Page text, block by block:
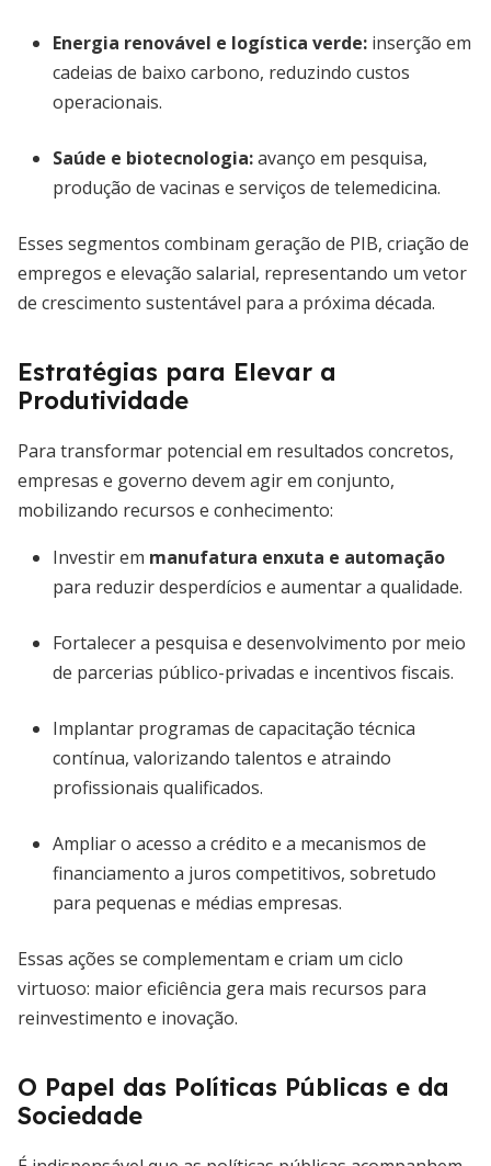
Energia renovável e logística verde: inserção em
cadeias de baixo carbono, reduzindo custos
operacionais.
Saúde e biotecnologia:avanço em pesquisa,
produção de vacinas e serviços de telemedicina.
Esses segmentos combinam geração de PIB, criação de
empregos e elevação salarial, representando um vetor
de crescimento sustentável para a próxima década.
Estratégias para Elevar a
Produtividade
Para transformar potencial em resultados concretos,
empresas e governo devem agir em conjunto,
mobilizando recursos e conhecimento:
Investir em manufatura enxuta e automação
para reduzir desperdícios e aumentar a qualidade.
Fortalecer a pesquisa e desenvolvimento por meio
de parcerias público-privadas e incentivos fiscais.
Implantar programas de capacitação técnica
contínua, valorizando talentos e atraindo
profissionais qualificados.
Ampliar o acesso a crédito e a mecanismos de
financiamento a juros competitivos, sobretudo
para pequenas e médias empresas.
Essas ações se complementam e criam um ciclo
virtuoso: maior eficiência gera mais recursos para
reinvestimento e inovação.
O Papel das Políticas Públicas e da
Sociedade